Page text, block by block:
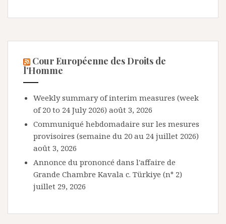
Cour Européenne des Droits de
l’Homme
Weekly summary of interim measures (week
of 20 to 24 July 2026) août 3, 2026
Communiqué hebdomadaire sur les mesures
provisoires (semaine du 20 au 24 juillet 2026)
août 3, 2026
Annonce du prononcé dans l'affaire de
Grande Chambre Kavala c. Türkiye (n° 2)
juillet 29, 2026